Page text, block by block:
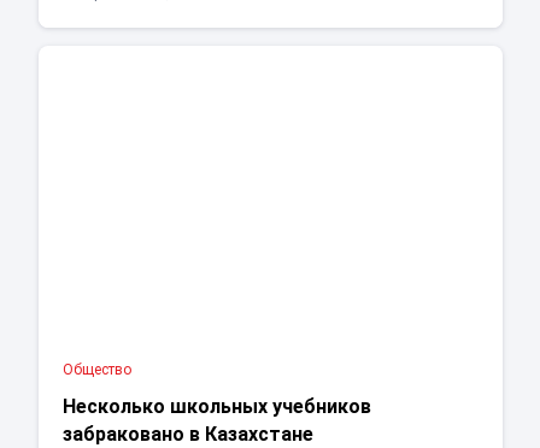
Общество
Несколько школьных учебников
забраковано в Казахстане